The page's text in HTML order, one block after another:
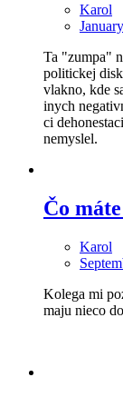
Karol
Ta "zumpa"
politickej
vlakno, kde
inych
ci
nemyslel.
Čo
Karol
Kolega mi
maju nieco